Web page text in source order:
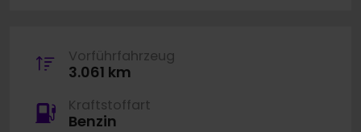
Vorführfahrzeug
3.061 km
Kraftstoffart
Benzin